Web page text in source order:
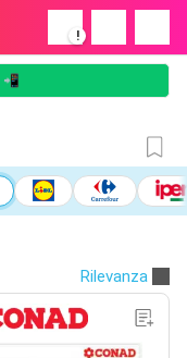
!
📲
Rilevanza